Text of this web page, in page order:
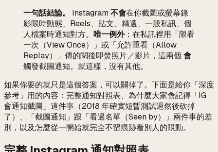
一句話結論。
Instagram不會在你截圖或螢幕錄
影限時動態、Reels、貼文、精選、一般私訊、個
人檔案時通知對方。 唯一例外：在私訊裡用「限看
一次（View Once）」或「允許重看（Allow
Replay）」傳的閱後即焚照片／影片，這兩個 會
觸發截圖通知。就這樣，沒有其他。
如果你要的就只是這個答案，可以關掉了。下面是給你「深度
參考」用的內容：完整通知對照表、為什麼大家會記得「IG
會通知截圖」這件事（2018 年確實短暫測試過然後砍掉
了）、「截圖通知」跟「看過名單（Seen by）」兩件事的差
別，以及怎麼從一開始就完全不留痕跡看別人的限動。